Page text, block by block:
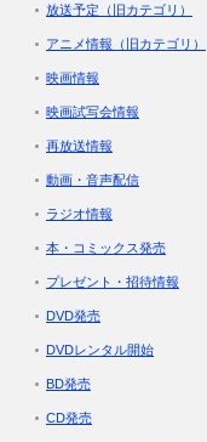
放送予定（旧カテゴリ）
アニメ情報（旧カテゴリ）
映画情報
映画試写会情報
再放送情報
動画・音声配信
ラジオ情報
本・コミックス発売
プレゼント・招待情報
DVD発売
DVDレンタル開始
BD発売
CD発売